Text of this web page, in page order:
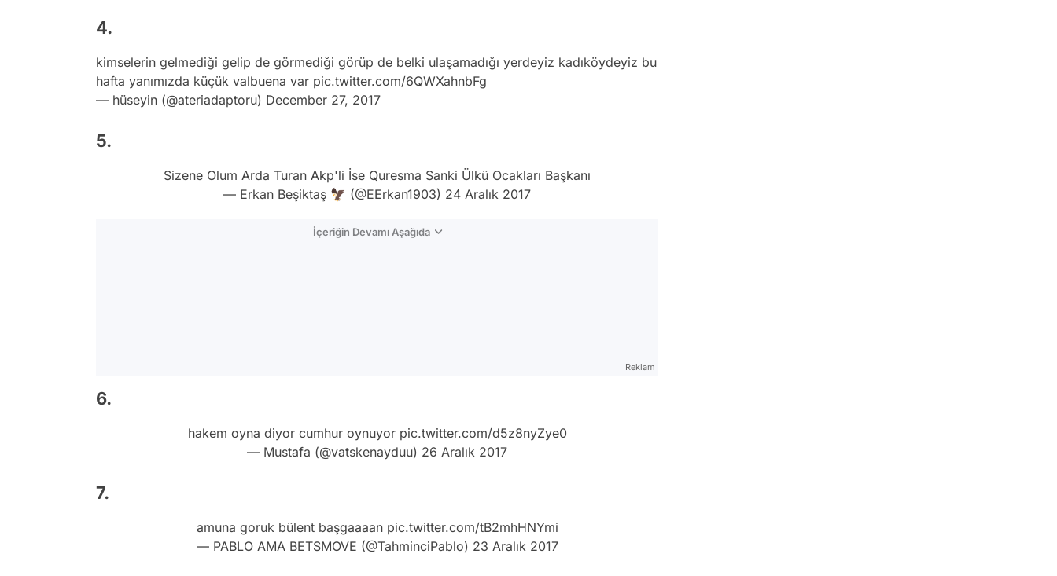
4.
kimselerin gelmediği gelip de görmediği görüp de belki ulaşamadığı yerdeyiz kadıköydeyiz bu
hafta yanımızda küçük valbuena var pic.twitter.com/6QWXahnbFg
— hüseyin (@ateriadaptoru) December 27, 2017
5.
Sizene Olum Arda Turan Akp'li İse Quresma Sanki Ülkü Ocakları Başkanı
— Erkan Beşiktaş 🦅 (@EErkan1903) 24 Aralık 2017
İçeriğin Devamı Aşağıda
Reklam
6.
hakem oyna diyor cumhur oynuyor pic.twitter.com/d5z8nyZye0
— Mustafa (@vatskenayduu) 26 Aralık 2017
7.
amuna goruk bülent başgaaaan pic.twitter.com/tB2mhHNYmi
— PABLO AMA BETSMOVE (@TahminciPablo) 23 Aralık 2017